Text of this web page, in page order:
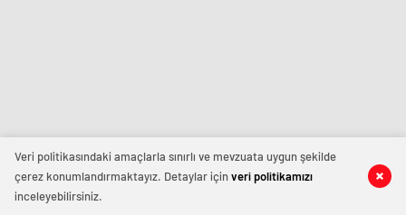
Veri politikasındaki amaçlarla sınırlı ve mevzuata uygun şekilde
çerez konumlandırmaktayız. Detaylar içinveri politikamızı
inceleyebilirsiniz.